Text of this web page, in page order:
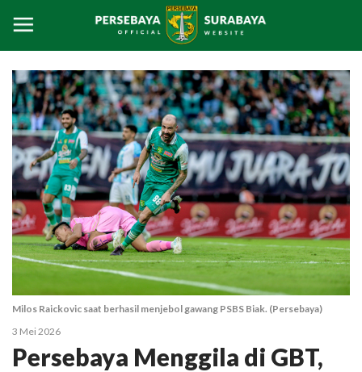
Milos Raickovic saat berhasil menjebol gawang PSBS Biak. (Persebaya)
3 Mei 2026
Persebaya Menggila di GBT,